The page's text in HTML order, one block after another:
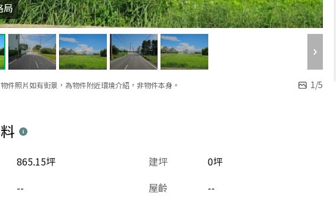
件照片如有街景，為物件附近環境介紹，非物件本身。 1/5
局
建坪 0坪
865.15坪
-- 屋齡 --